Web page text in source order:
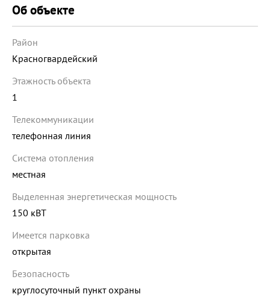
Об объекте
Район
Красногвардейский
Этажность объекта
1
Телекоммуникации
телефонная линия
Система отопления
местная
Выделенная энергетическая мощность
150 кВТ
Имеется парковка
открытая
Безопасность
круглосуточный пункт охраны